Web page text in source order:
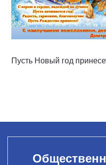
Пусть Новый год